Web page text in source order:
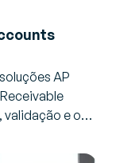
AP
validação e o…